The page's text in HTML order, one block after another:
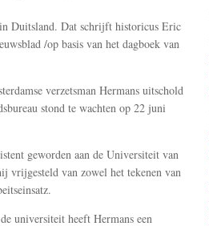
Duitsland. Dat schrijft historicus Eric
/op basis van het dagboek van
verzetsman Hermans uitschold
stond te wachten op 22 juni
geworden aan de Universiteit van
vrijgesteld van zowel het tekenen van
universiteit heeft Hermans een